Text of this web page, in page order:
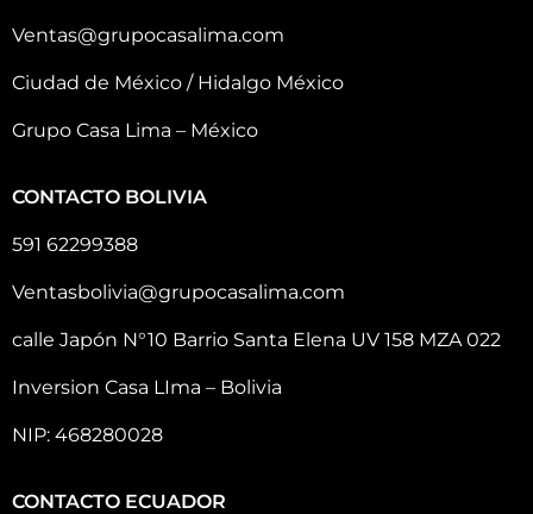
Ventas@grupocasalima.com
Ciudad de México / Hidalgo México
Grupo Casa Lima – México
CONTACTO BOLIVIA
591 62299388
Ventasbolivia@grupocasalima.com
calle Japón N°10 Barrio Santa Elena UV 158 MZA 022
Inversion Casa LIma – Bolivia
NIP: 468280028
CONTACTO ECUADOR